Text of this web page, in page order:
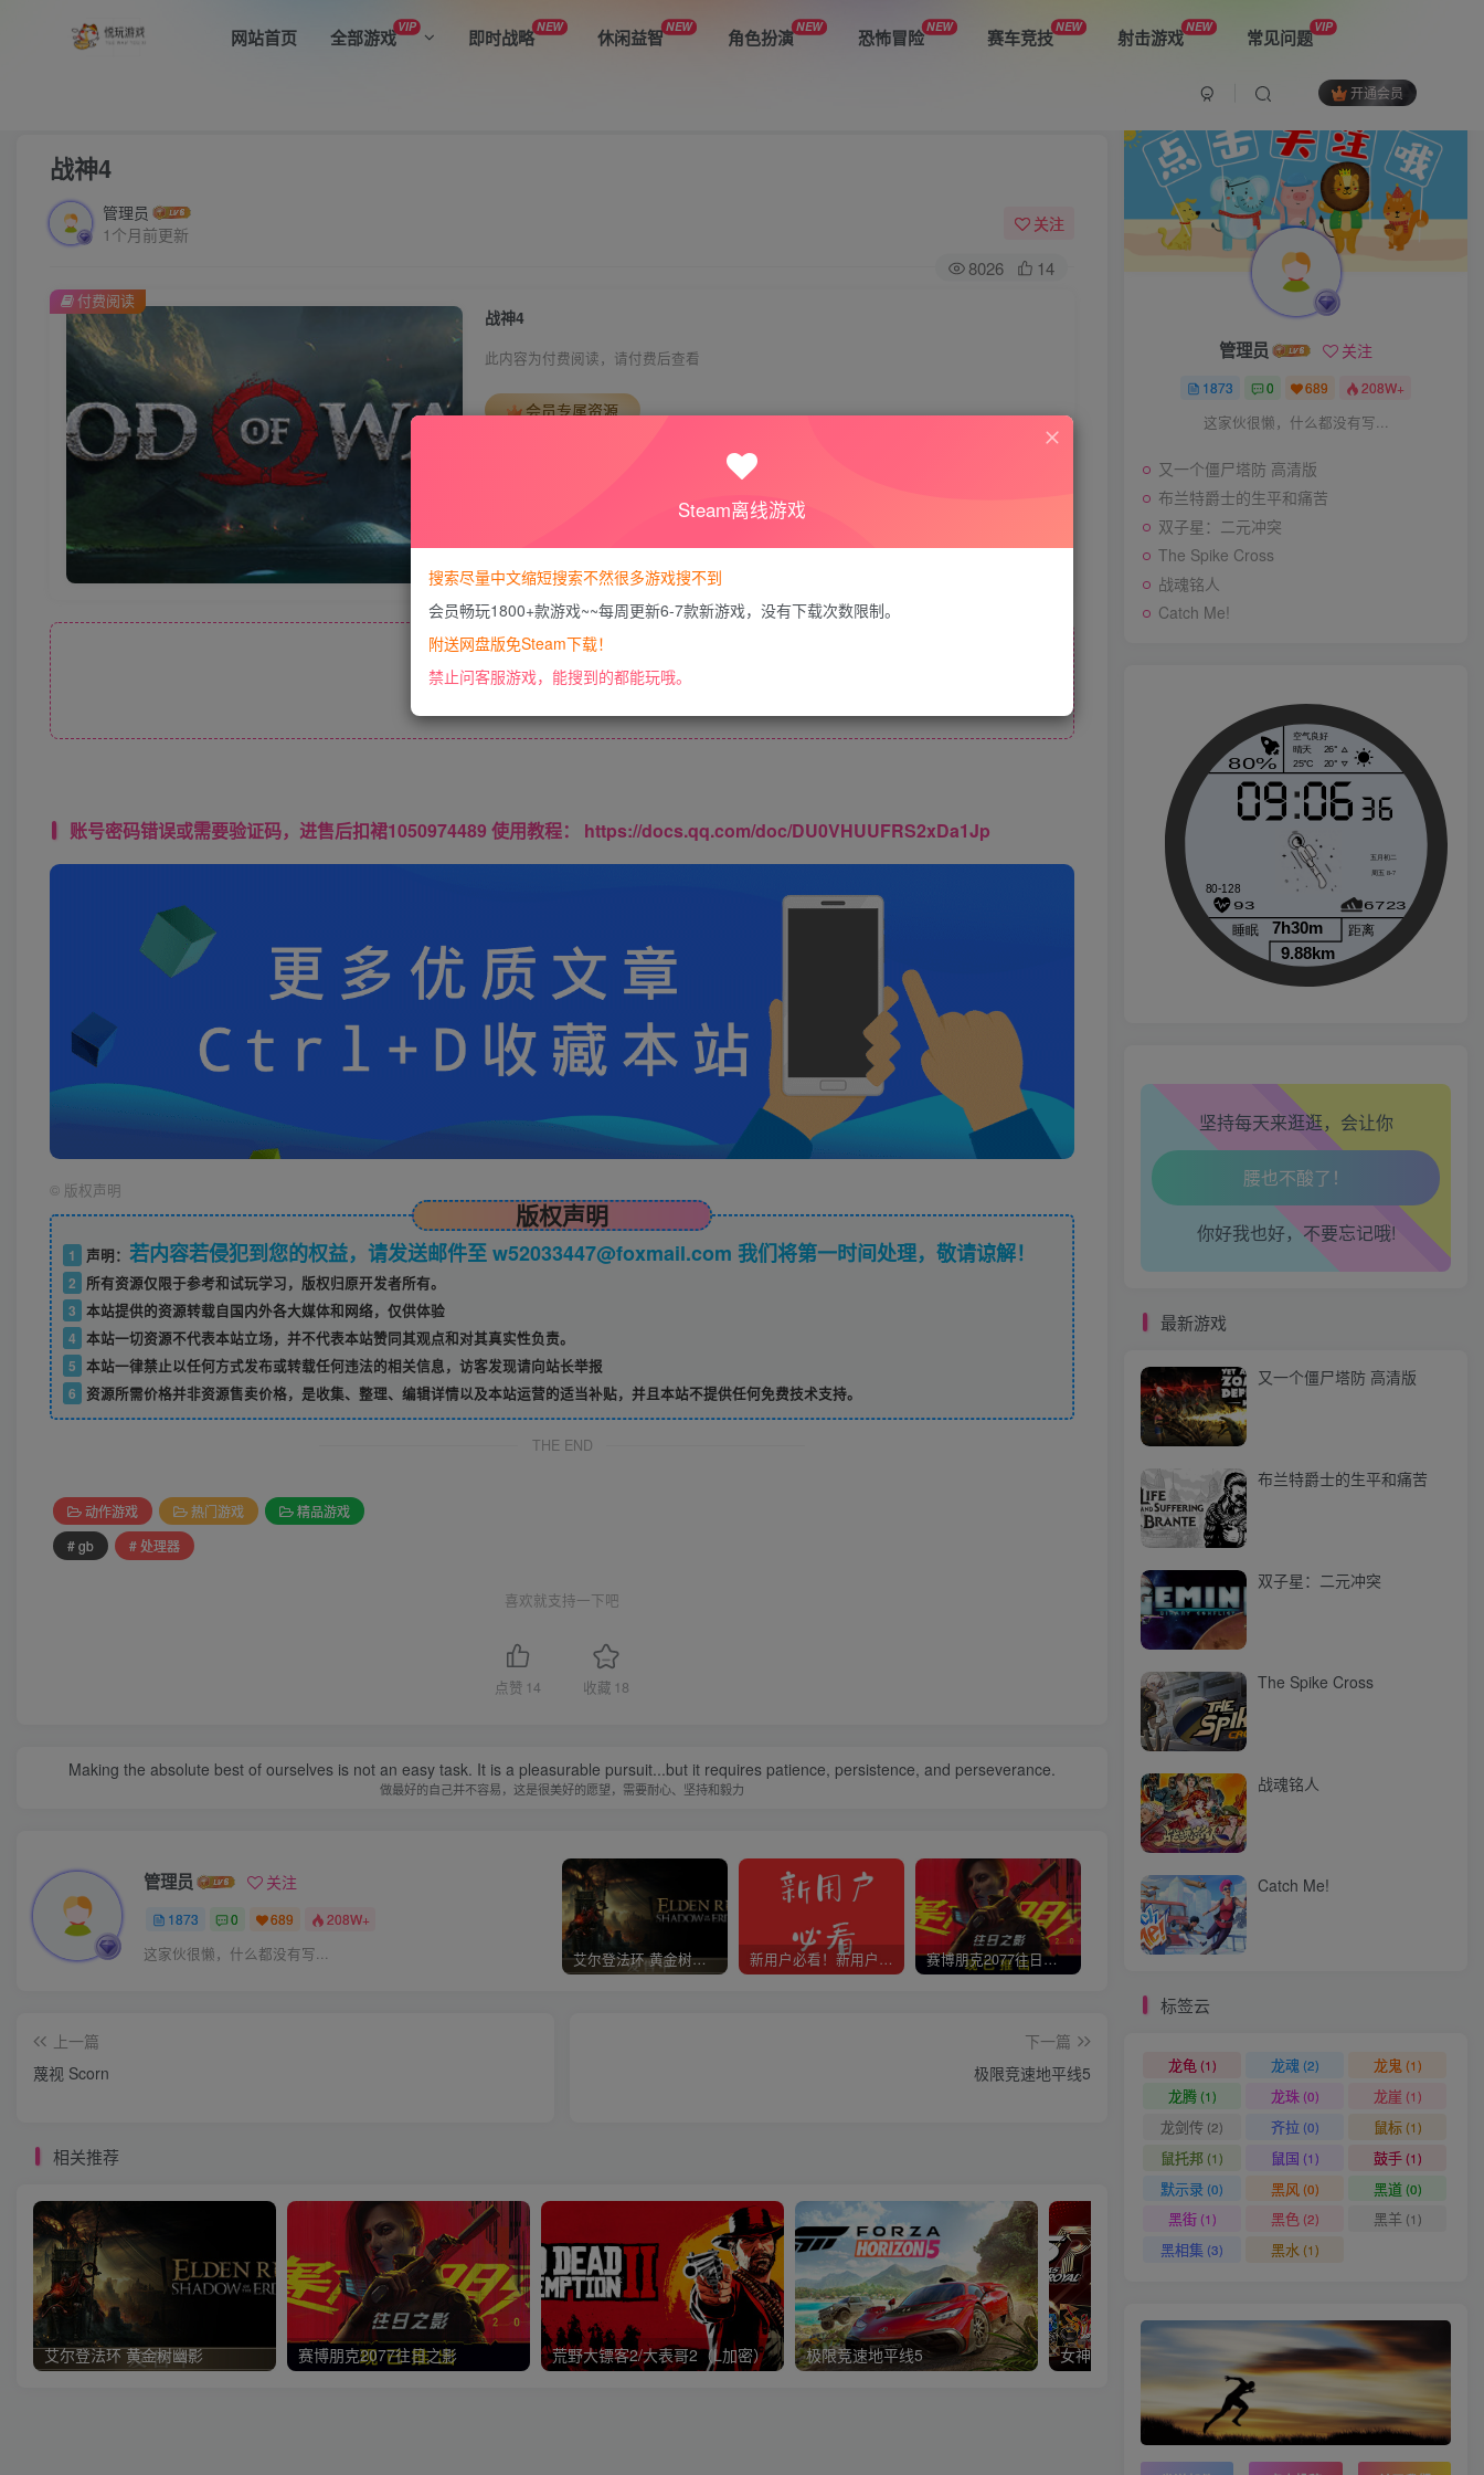
网站首页 全部游戏VIP 即时战略NEW 休闲益智NEW 角色扮演NEW 恐怖冒险NEW 赛车竞技NEW 射击游戏NEW 常见问题VIP
开通会员
战神4
管理员
1个月前更新
关注
8026 14
战神4
此内容为付费阅读，请付费后查看
会员专属资源
付费阅读
账号密码错误或需要验证码，进售后扣裙1050974489 使用教程： https://docs.qq.com/doc/DU0VHUUFRS2xDa1Jp
© 版权声明
版权声明
1 声明： 若内容若侵犯到您的权益，请发送邮件至 w52033447@foxmail.com 我们将第一时间处理，敬请谅解！
2
所有资源仅限于参考和试玩学习，版权归原开发者所有。
3 本站提供的资源转载自国内外各大媒体和网络，仅供体验
4 本站一切资源不代表本站立场，并不代表本站赞同其观点和对其真实性负责。
5 本站一律禁止以任何方式发布或转载任何违法的相关信息，访客发现请向站长举报
6
资源所需价格并非资源售卖价格，是收集、整理、编辑详情以及本站运营的适当补贴，并且本站不提供任何免费技术支持。
THE END
动作游戏 热门游戏
精品游戏
# gb
# 处理器
喜欢就支持一下吧
点赞 14 收藏 18
Making the absolute best of ourselves is not an easy task. It is a pleasurable pursuit...but it requires patience, persistence, and perseverance.
做最好的自己并不容易，这是很美好的愿望，需要耐心、坚持和毅力
管理员 关注
1873 0 689 208W+
这家伙很懒，什么都没有写... 艾尔登法环 黄金树幽影 新用户必看！新用户必看！新用户必看！！！ 赛博朋克2077往日之影 使命召唤/COD 不要问，问就回答没有
上一篇
蔑视 Scorn
下一篇
极限竞速地平线5
相关推荐
艾尔登法环 黄金树幽影 赛博朋克2077往日之影 荒野大镖客2/大表哥2（L加密） 极限竞速地平线5 女神异闻录5皇家版/p5r D加密 Palworld / 幻兽帕鲁
又一个僵尸塔防 高清版
布兰特爵士的生平和痛苦
The Spike Cross
管理员 关注
1873 0 689 208W+
这家伙很懒，什么都没有写...
又一个僵尸塔防 高清版
布兰特爵士的生平和痛苦
双子星：二元冲突
The Spike Cross
战魂铭人
Catch Me!
坚持每天来逛逛，会让你
生活也美好了！
腿也不痛了！
腰也不酸了！
工作也轻松了！
你好我也好，不要忘记哦!
最新游戏
又一个僵尸塔防 高清版
布兰特爵士的生平和痛苦
双子星：二元冲突
The Spike Cross
战魂铭人
Catch Me!
标签云
龙龟 (1) 龙魂 (2) 龙鬼 (1)
龙腾(1) 龙珠(0) 龙崖 (1)
龙剑传 (2) 齐拉(0) 鼠标(1)
鼠托邦 (1) 鼠国 (1) 鼓手(1)
默示录(0) 黑风 (0) 黑道(0)
黑街(1) 黑色(2) 黑羊(1)
黑相集 (3) 黑水(1)
Steam离线游戏
搜索尽量中文缩短搜索不然很多游戏搜不到
会员畅玩1800+款游戏~~每周更新6-7款新游戏，没有下载次数限制。
附送网盘版免Steam下载！
禁止问客服游戏，能搜到的都能玩哦。